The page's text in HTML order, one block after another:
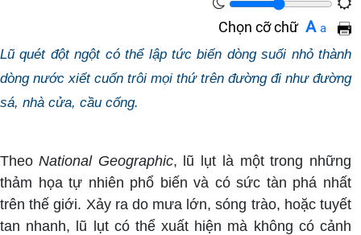
Chọn cỡ chữ A a
Lũ quét đột ngột có thể lập tức biến dòng suối nhỏ thành
dòng nước xiết cuốn trôi mọi thứ trên đường đi như đường
sá, nhà cửa, cầu cống.
Theo National Geographic, lũ lụt là một trong những
thảm họa tự nhiên phổ biến và có sức tàn phá nhất
trên thế giới. Xảy ra do mưa lớn, sóng trào, hoặc tuyết
tan nhanh, lũ lụt có thể xuất hiện mà không có cảnh